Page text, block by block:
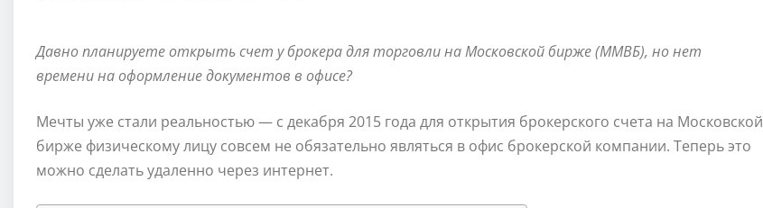
Давно планируете открыть счет у брокера для торговли на Московской бирже (ММВБ), но нет
времени на оформление документов в офисе?
Мечты уже стали реальностью — с декабря 2015 года для открытия брокерского счета на Московской
бирже физическому лицу совсем не обязательно являться в офис брокерской компании. Теперь это
можно сделать удаленно через интернет.